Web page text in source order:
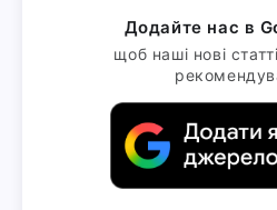
Додайте нас в
щоб наші нові